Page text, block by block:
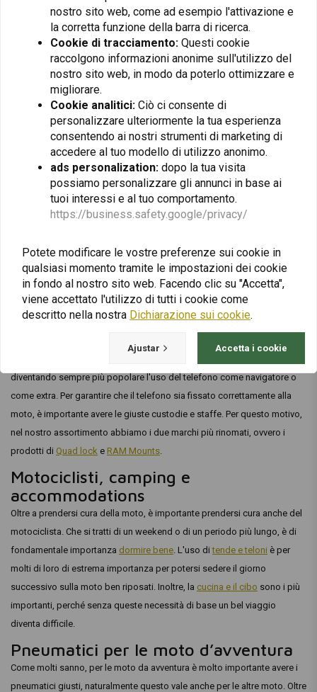
vostra avventura o per fare un upgrade alla vostra moto. Inoltre, grazie
alle storie e ai consigli dei piloti d'avventura, su Adventure Moto Shop
troverete sempre molte informazioni!
I nostri miglior brand
Per essere sicuri di essere preparati per la prossima avventura, che sia
un lungo viaggio attraverso l'Europa o oltr, ma anche per i semplici
spostamenti diari, è importante partire all'avventura con i prodotti
migliori. Per questo motivo, noi motociclisti abbiamo collaborato con un
gruppo di avventurieri che hanno viaggiato in tutto il mondo con le loro
moto. Abbiamo selezionato insieme i seguenti marchi: Touratech,SW-
Givie Kedo . Oltre a questi marchi per le parti migliori, è anche
importante assicurarsi che tutto il necessario per il vostro viaggio in
abbiamo selezionato i seguenti marchi sulla base della nostra
esperienza e dei nostri esperti di avventura:
Enduristan Kriega
Kuryakyn
Nelson Rigg. Inoltre, lavoriamo ogni giorno per ampliare la nostra
gamma selezionando i prodotti e i marchi Giusti
Navigatori e Moto
diventando sempre più popolare l'uso del telefono come navigatore o
come extra. Per garantire che il telefono sia fissato correttamente alla
moto, è importante avere le giuste custodie e staffe. Per questo motivo,
nel nostro assortimento abbiamo i due marchi più rinomati, ovvero i
prodotti di Quad lock e RAM Mounts.
Motociclisti, camping e
accommodations
Oltre a prendersi cura della moto, è importante prendersi cura anche del
motociclista. Che si tratti di un weekend o di un periodo più lungo, è di
fondamentale importanza dormire bene. L'uso ditende e teloni è per
molti di loro di estrema importanza per potersi sedere il giorno
successivo sulla moto ben riposati. Inoltre, la cucina e il cibo sono i più
importanti, perché senza queste necessità di base un bel viaggio
diventa difficile.
Pneumatici per le moto d’avventura
Come molti sanno, per le moto da avventura è molto importante avere i
pneumatici giusti, naturalmente questo vale anche per le altre moto. Oltre
nostro sito web, come ad esempio l'attivazione e
la corretta funzione della barra di ricerca.
Cookie di tracciamento: Questi cookie
raccolgono informazioni anonime sull'utilizzo del
nostro sito web, in modo da poterlo ottimizzare e
migliorare.
Cookie analitici: Ciò ci consente di
personalizzare ulteriormente la tua esperienza
consentendo ai nostri strumenti di marketing di
accedere al tuo modello di utilizzo anonimo.
ads personalization: dopo la tua visita
possiamo personalizzare gli annunci in base ai
tuoi interessi e al tuo comportamento.
https://business.safety.google/privacy/
Potete modificare le vostre preferenze sui cookie in
qualsiasi momento tramite le impostazioni dei cookie
in fondo al nostro sito web. Facendo clic su "Accetta",
viene accettato l'utilizzo di tutti i cookie come
descritto nella nostra Dichiarazione sui cookie.
Ajustar Accetta i cookie